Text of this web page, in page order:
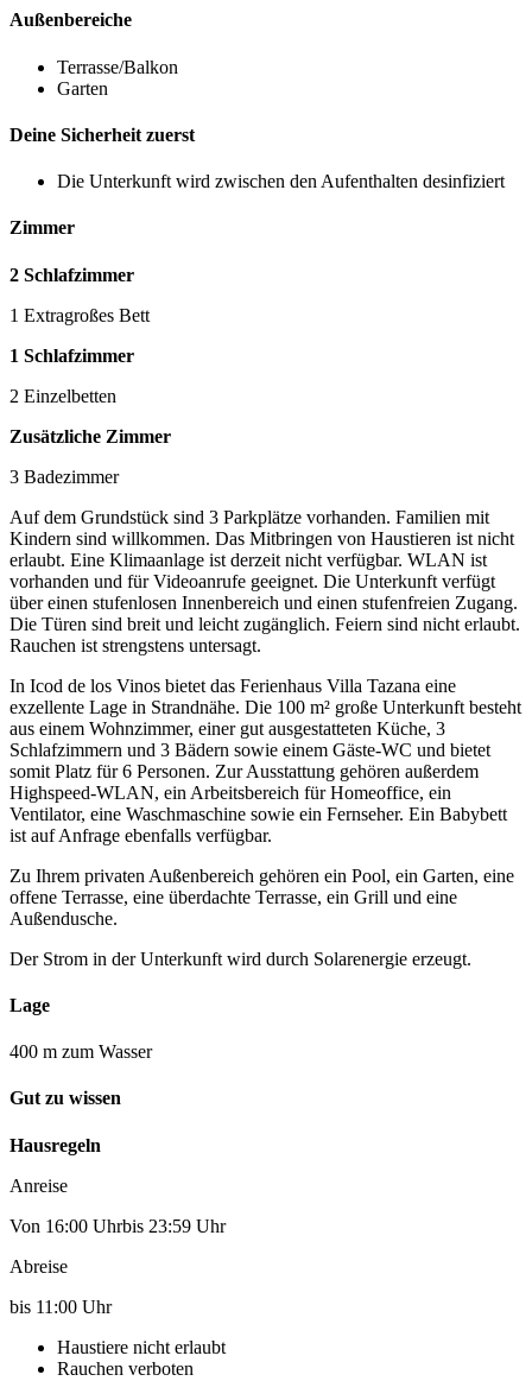
Außenbereiche
Terrasse/Balkon
Garten
Deine Sicherheit zuerst
Die Unterkunft wird zwischen den Aufenthalten desinfiziert
Zimmer
2 Schlafzimmer
1 Extragroßes Bett
1 Schlafzimmer
2 Einzelbetten
Zusätzliche Zimmer
3 Badezimmer
Auf dem Grundstück sind 3 Parkplätze vorhanden. Familien mit
Kindern sind willkommen. Das Mitbringen von Haustieren ist nicht
erlaubt. Eine Klimaanlage ist derzeit nicht verfügbar. WLAN ist
vorhanden und für Videoanrufe geeignet. Die Unterkunft verfügt
über einen stufenlosen Innenbereich und einen stufenfreien Zugang.
Die Türen sind breit und leicht zugänglich. Feiern sind nicht erlaubt.
Rauchen ist strengstens untersagt.
In Icod de los Vinos bietet das Ferienhaus Villa Tazana eine
exzellente Lage in Strandnähe. Die 100 m² große Unterkunft besteht
aus einem Wohnzimmer, einer gut ausgestatteten Küche, 3
Schlafzimmern und 3 Bädern sowie einem Gäste-WC und bietet
somit Platz für 6 Personen. Zur Ausstattung gehören außerdem
Highspeed-WLAN, ein Arbeitsbereich für Homeoffice, ein
Ventilator, eine Waschmaschine sowie ein Fernseher. Ein Babybett
ist auf Anfrage ebenfalls verfügbar.
Zu Ihrem privaten Außenbereich gehören ein Pool, ein Garten, eine
offene Terrasse, eine überdachte Terrasse, ein Grill und eine
Außendusche.
Der Strom in der Unterkunft wird durch Solarenergie erzeugt.
Lage
400 m zum Wasser
Gut zu wissen
Hausregeln
Anreise
Von 16:00 Uhrbis 23:59 Uhr
Abreise
bis 11:00 Uhr
Haustiere nicht erlaubt
Rauchen verboten